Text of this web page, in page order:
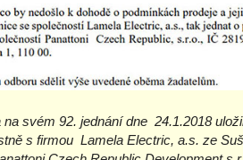
na svém 92. jednání dne 24.1.2018
s firmou Lamela Electric, a.s. ze